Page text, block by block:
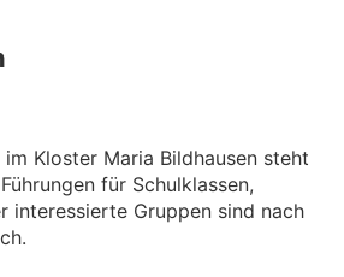
Kloster Maria Bildhausen steht
für Schulklassen,
interessierte Gruppen sind nach